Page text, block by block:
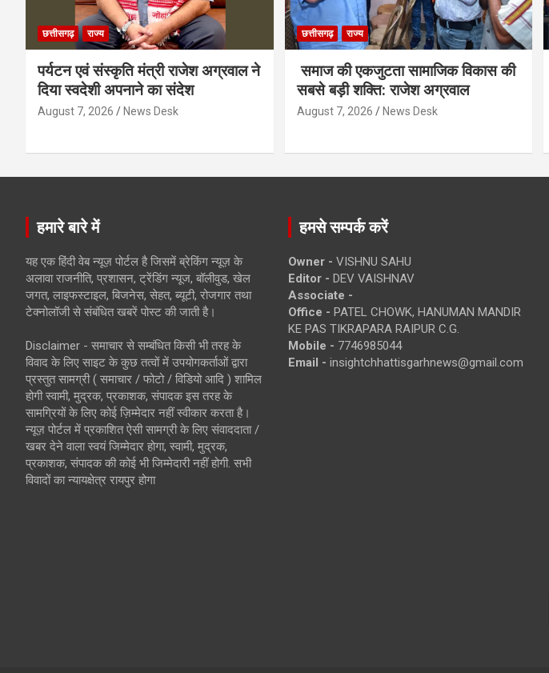
छत्तीसगढ़ राज्य
पर्यटन एवं संस्कृति मंत्री राजेश अग्रवाल ने
दिया स्वदेशी अपनाने का संदेश
August 7, 2026 News Desk
छत्तीसगढ़ राज्य
समाज की एकजुटता सामाजिक विकास की
सबसे बड़ी शक्ति: राजेश अग्रवाल
August 7, 2026 News Desk
हमारे बारे में
यह एक हिंदी वेब न्यूज़ पोर्टल है जिसमें ब्रेकिंग न्यूज़ के
अलावा राजनीति, प्रशासन, ट्रेंडिंग न्यूज, बॉलीवुड, खेल
जगत, लाइफस्टाइल, बिजनेस, सेहत, ब्यूटी, रोजगार तथा
टेक्नोलॉजी से संबंधित खबरें पोस्ट की जाती है।
Disclaimer - समाचार से सम्बंधित किसी भी तरह के
विवाद के लिए साइट के कुछ तत्वों में उपयोगकर्ताओं द्वारा
प्रस्तुत सामग्री ( समाचार / फोटो / विडियो आदि ) शामिल
होगी स्वामी, मुद्रक, प्रकाशक, संपादक इस तरह के
सामग्रियों के लिए कोई ज़िम्मेदार नहीं स्वीकार करता है।
न्यूज़ पोर्टल में प्रकाशित ऐसी सामग्री के लिए संवाददाता /
खबर देने वाला स्वयं जिम्मेदार होगा, स्वामी, मुद्रक,
प्रकाशक, संपादक की कोई भी जिम्मेदारी नहीं होगी. सभी
विवादों का न्यायक्षेत्र रायपुर होगा
हमसे सम्पर्क करें
Owner - VISHNU SAHU
Editor - DEV VAISHNAV
Associate -
Office - PATEL CHOWK, HANUMAN MANDIR
KE PAS TIKRAPARA RAIPUR C.G.
Mobile - 7746985044
Email - insightchhattisgarhnews@gmail.com